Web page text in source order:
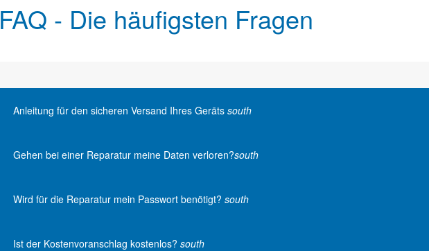
FAQ - Die häufigsten Fragen
Anleitung für den sicheren Versand Ihres Geräts south
Gehen bei einer Reparatur meine Daten verloren?south
Wird für die Reparatur mein Passwort benötigt? south
Ist der Kostenvoranschlag kostenlos? south